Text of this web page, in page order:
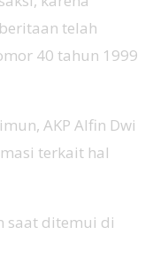
telah
40 tahun 1999
AKP Alfin Dwi
terkait hal
saat ditemui di